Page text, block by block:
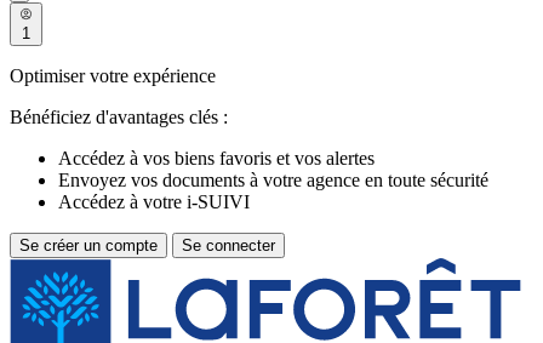
1
Optimiser votre expérience
Bénéficiez d'avantages clés :
Accédez à vos biens favoris et vos alertes
Envoyez vos documents à votre agence en toute sécurité
Accédez à votre i-SUIVI
Se créer un compte Se connecter